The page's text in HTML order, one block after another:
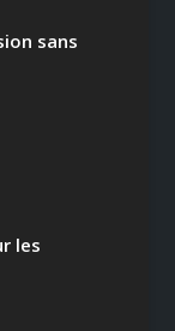
sans
les